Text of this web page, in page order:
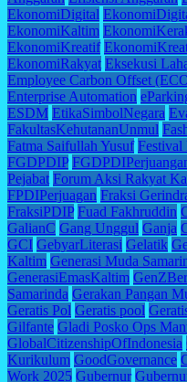
EkonomiDigital
EkonomiKaltim
EkonomiKreatif
EkonomiRakyat Eksekusi
Employee Carbon Offset
Enterprise Automation
ESDM EtikaSimbolNegara
FakultasKehutananUnmul
Fatma Saifullah Yusuf Festival
FGDPDIP
Pejabat Forum Aksi Rakyat
FPDIPerjuagan Fraksi
FraksiPDIP Fuad Fakhruddin
GalianC Gang Unggul Ganja
GCI GebyarLiterasi Gelatik
Kaltim Generasi Muda
GenerasiEmasKaltim
Samarinda Gerakan Pangan
Geratis Pol Geratis pool
Gilfante Gladi Posko Ops
GlobalCitizenshipOfIndonesia
Kurikulum GoodGovernance
Work 2025 Gubernur